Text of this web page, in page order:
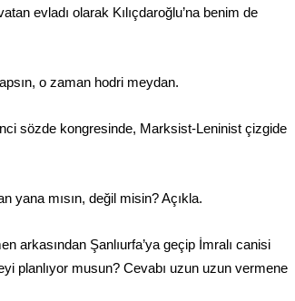
evladı olarak Kılıçdaroğlu’na benim de
o zaman hodri meydan.
sözde kongresinde, Marksist-Leninist çizgide
yana mısın, değil misin? Açıkla.
arkasından Şanlıurfa’ya geçip İmralı canisi
planlıyor musun? Cevabı uzun uzun vermene